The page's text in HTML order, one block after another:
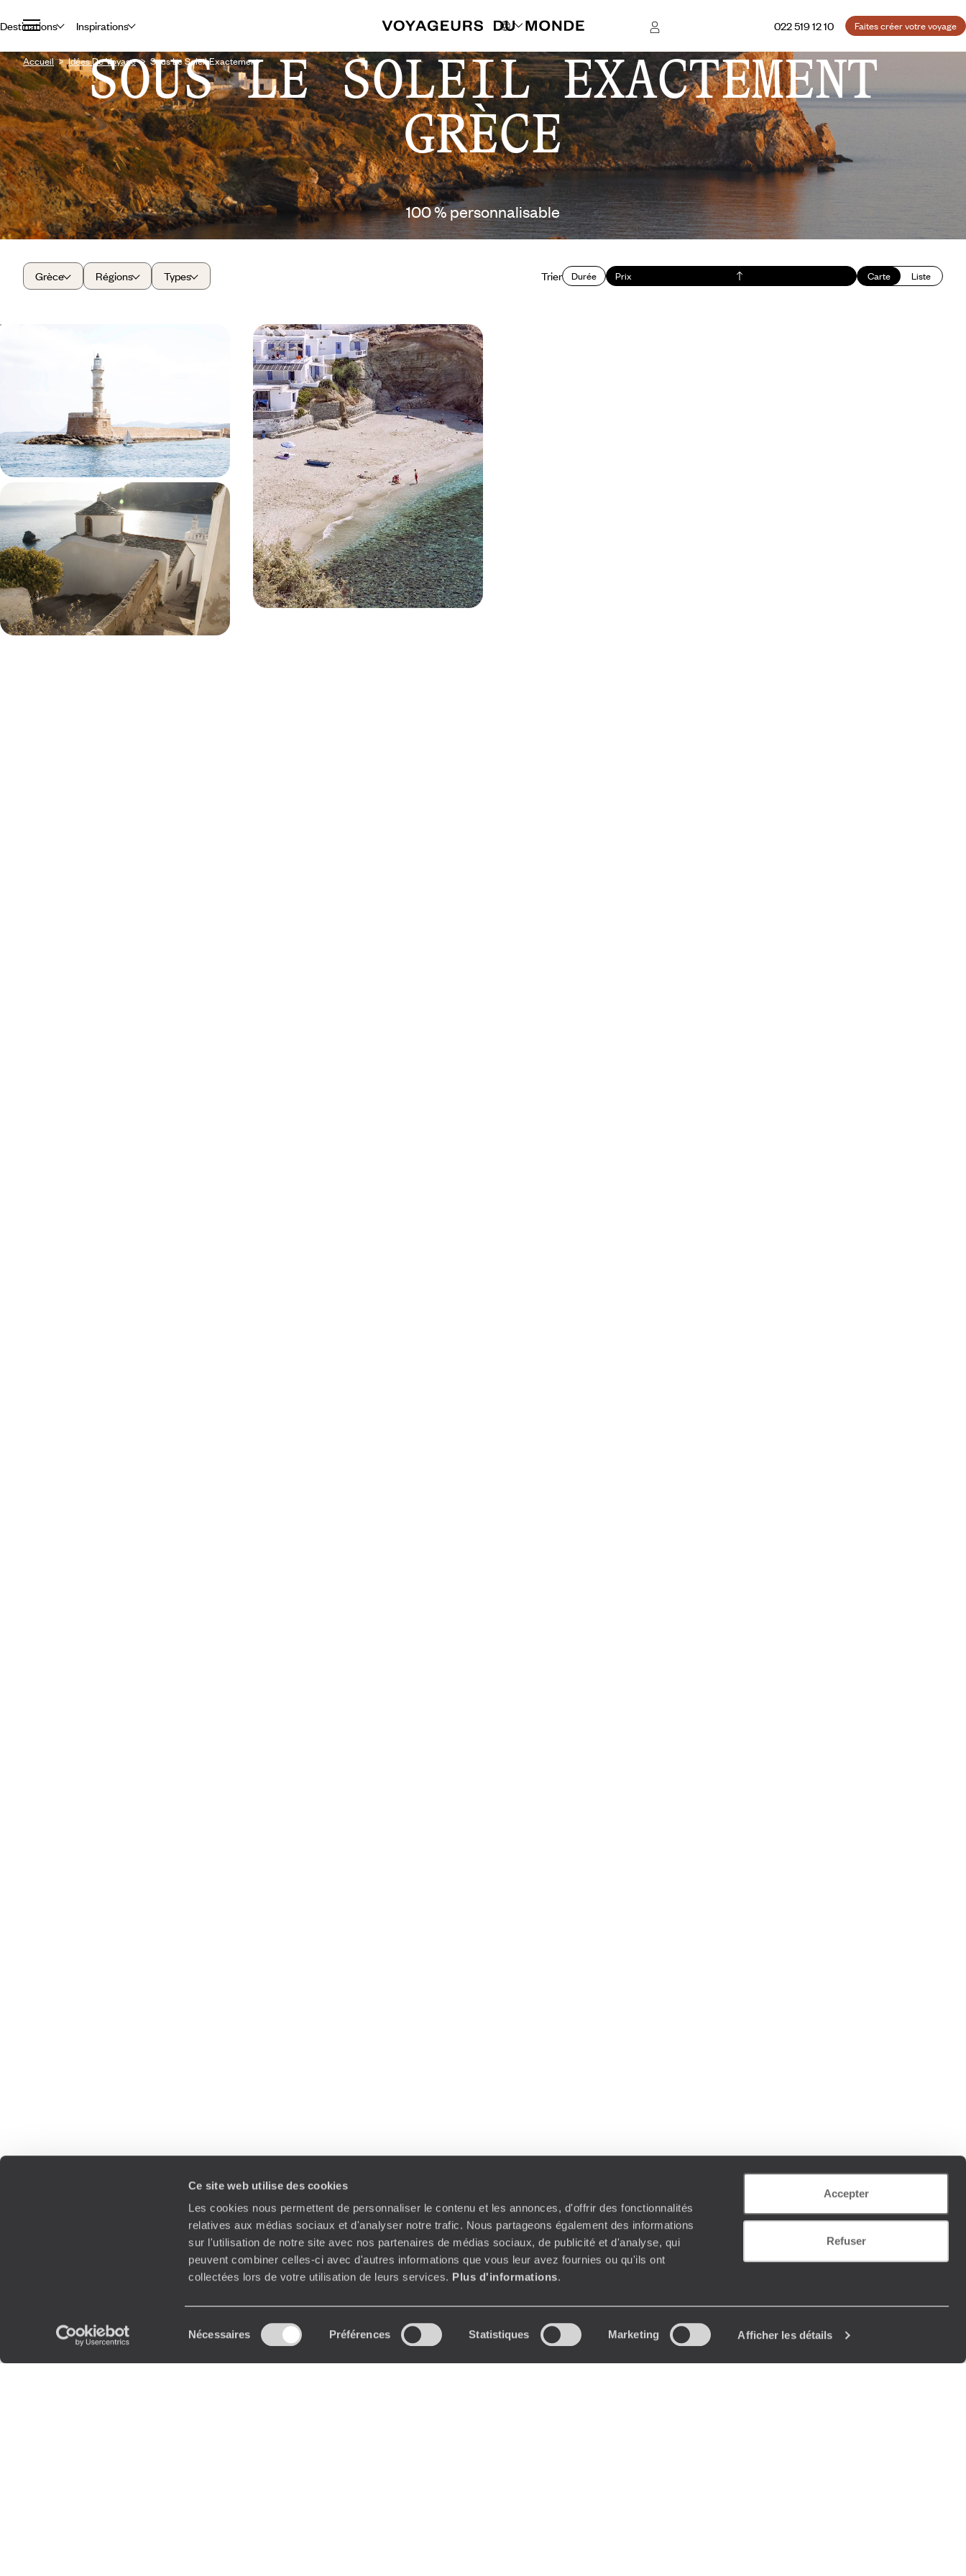
Ce site web utilise des cookies
Les cookies nous permettent de personnaliser le contenu et les annonces, d'offrir des fonctionnalités
relatives aux médias sociaux et d'analyser notre trafic. Nous partageons également des informations
sur l'utilisation de notre site avec nos partenaires de médias sociaux, de publicité et d'analyse, qui
peuvent combiner celles-ci avec d'autres informations que vous leur avez fournies ou qu'ils ont
collectées lors de votre utilisation de leurs services. Plus d'informations.
du
Nécessaires Préférences Statistiques Marketing Afficher les détails
Accepter
Refuser
Destinations Inspirations 022 519 12 10 Faites créer votre voyage
Accueil Idées De Voyage Sous Le Soleil Exactement
SOUS LE SOLEIL EXACTEMENT
GRÈCE
100 % personnalisable
Grèce Régions Types Trier Durée Prix Carte Liste
historiques et quiétude littorale
Avant ou après l’affluence estivale, parcourir une
Crète rendue à elle-même au fil de villes côtières,
en toute intimité
8 jours, de CHF 1900 à CHF 2700
Sérifos, Folégandros et Milos - Des
Cyclades à part
Trois îles qui ont su garder leur intégrité et offrant
une Méditerranée pure
10 jours, de CHF 2700 à CHF 3900
Les Sporades à la belle saison -
Grand bain, pinèdes et patrimoine
byzantin
Opter pour un coin méconnu de Grèce et décliner
l’atmosphère insulaire en trois volets variés, sur
fond de mer Égée
12 jours, de CHF 3000 à CHF 3600